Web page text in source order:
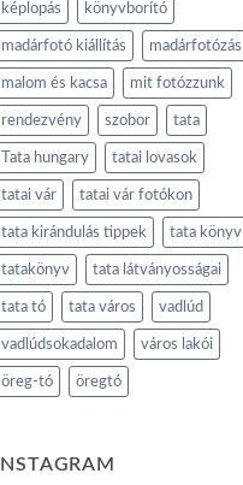
képlopás könyvborító
madárfotó kiállítás madárfotózás
malom és kacsa mit fotózzunk
rendezvény szobor tata
Tata hungary tatai lovasok
tatai vár tatai vár fotókon
tata kirándulás tippek tata könyv
tatakönyv tata látványosságai
tata tó tata város vadlúd
vadlúdsokadalom város lakói
öreg-tó öregtó
INSTAGRAM